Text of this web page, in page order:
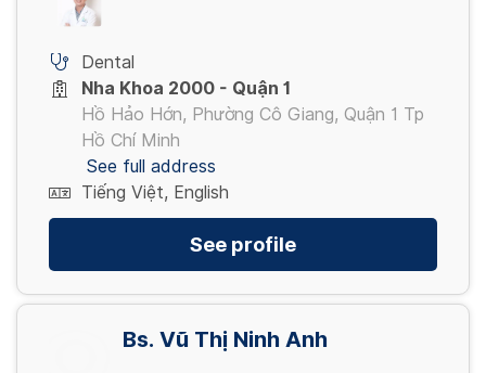
Dental
Nha Khoa 2000 - Quận 1
Hồ Hảo Hớn, Phường Cô Giang, Quận 1 Tp
Hồ Chí Minh
See full address
Tiếng Việt, English
See profile
Bs. Vũ Thị Ninh Anh